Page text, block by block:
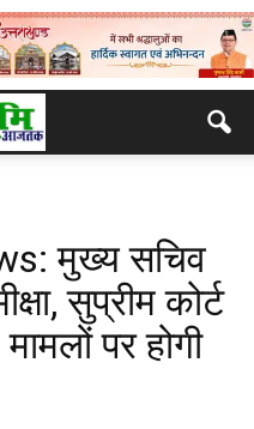
मुख्य सचिव
सुप्रीम कोर्ट
पर होगी